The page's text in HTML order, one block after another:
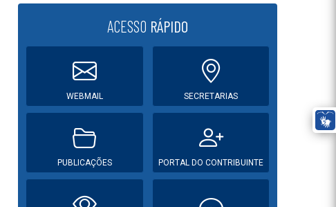
ACESSO RÁPIDO
WEBMAIL SECRETARIAS
PUBLICAÇÕES PORTAL DO CONTRIBUINTE